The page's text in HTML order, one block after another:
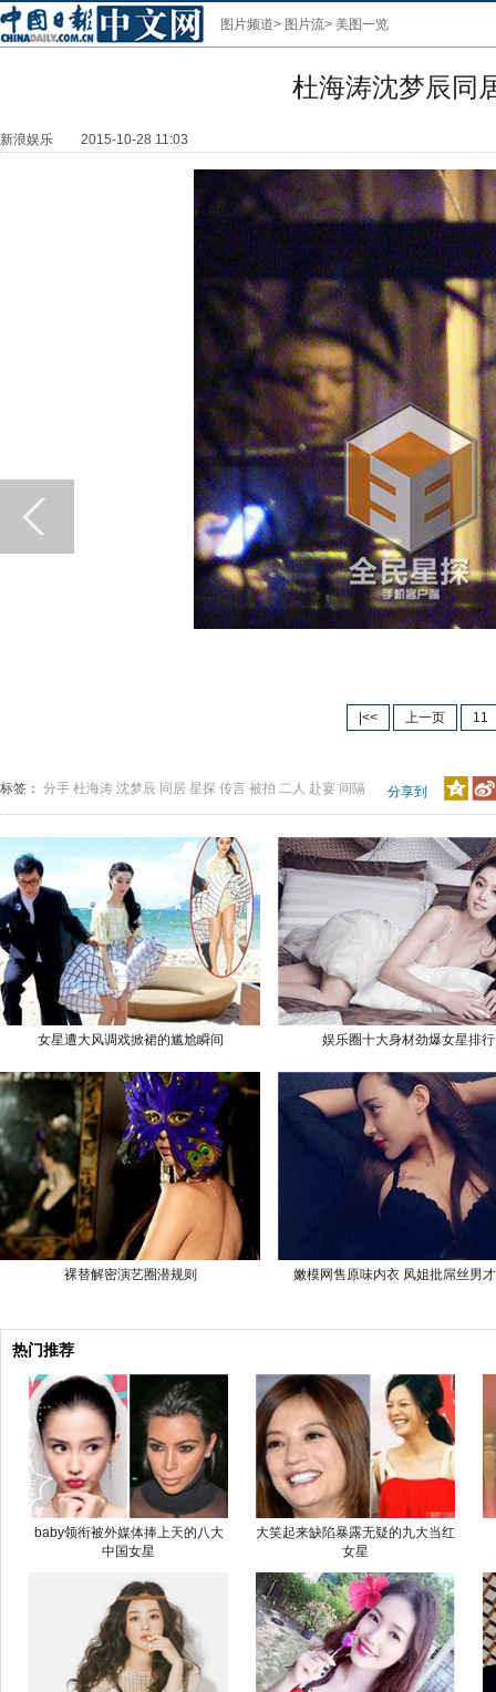
图片频道> 图片流> 美图一览
杜海涛沈梦辰同
新浪娱乐 2015-10-28 11:03
|<< 上一页 11
标签： 分手 杜海涛 沈梦辰 同居 星探 传言 被拍 二人 赴宴 间隔 分享到
女星遭大风调戏掀裙的尴尬瞬间
裸替解密演艺圈潜规则
娱乐圈十大身材劲爆女星排行
嫩模网售原味内衣 凤姐批屌丝男
热门推荐
baby领衔被外媒体捧上天的八大
中国女星
大笑起来缺陷暴露无疑的九大当红
女星